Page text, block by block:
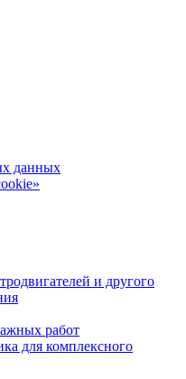
данных
и другого
работ
для комплексного